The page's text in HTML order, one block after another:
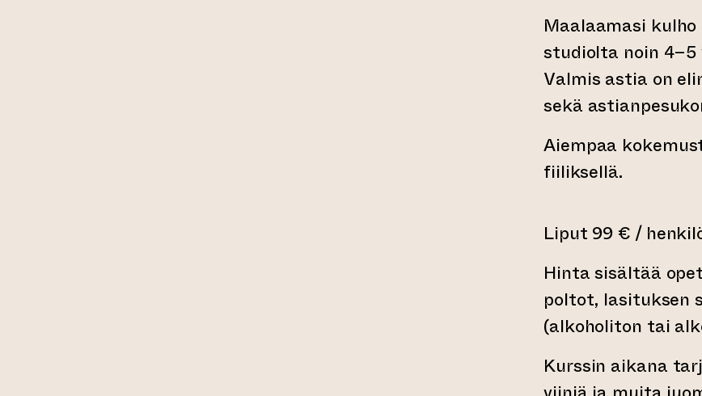
Maalaamasi
studiolta noin
Valmis astia on
sekä
Aiempaa
fiiliksellä.
Liput 99 € /
Hinta sisältää
poltot, lasituksen
(alkoholiton tai
Kurssin aikana